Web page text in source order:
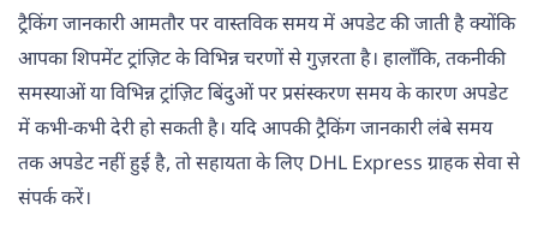
ट्रैकिंग जानकारी आमतौर पर वास्तविक समय में अपडेट की जाती है क्योंकि
आपका शिपमेंट ट्रांज़िट के विभिन्न चरणों से गुज़रता है। हालाँकि, तकनीकी
समस्याओं या विभिन्न ट्रांज़िट बिंदुओं पर प्रसंस्करण समय के कारण अपडेट
में कभी-कभी देरी हो सकती है। यदि आपकी ट्रैकिंग जानकारी लंबे समय
तक अपडेट नहीं हुई है, तो सहायता के लिए DHL Express ग्राहक सेवा से
संपर्क करें।